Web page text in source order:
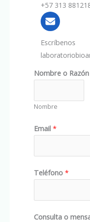
+57 313
Escríbenos
Nombre o
Nombre
Email *
Teléfono *
Consulta o